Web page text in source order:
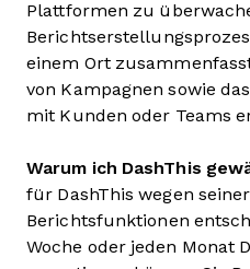
Plattformen zu
einem Ort
von Kampagnen sowie
mit Kunden oder Teams
Warum ich DashThis
für DashThis wegen
Berichtsfunktionen
Woche oder jeden Monat